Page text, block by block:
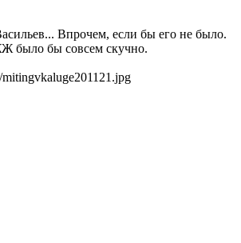
Впрочем, если бы его не было.
было бы совсем скучно.